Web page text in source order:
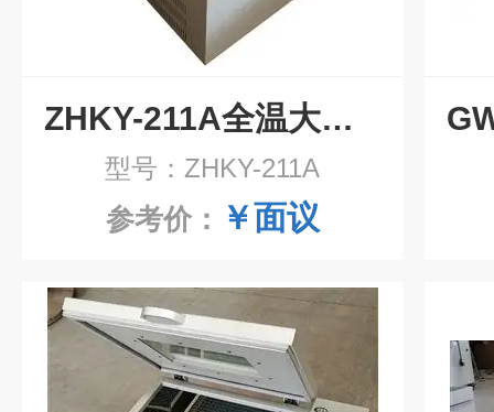
ZHKY-211A全温大容量振荡器
型号：ZHKY-211A
参考价： ￥面议